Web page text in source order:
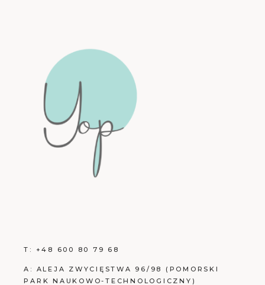
T: +48 600 80 79 68
A: ALEJA ZWYCIĘSTWA 96/98 (POMORSKI
PARK NAUKOWO-TECHNOLOGICZNY)